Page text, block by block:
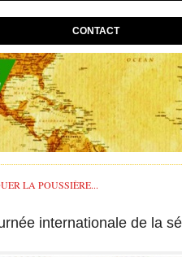
CONTACT
LA POUSSIÈRE...
internationale de la